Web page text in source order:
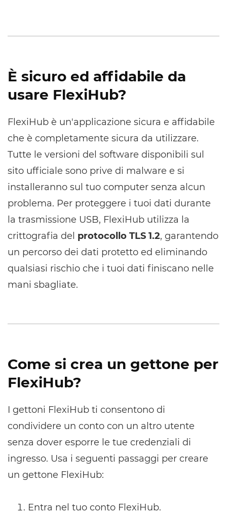
È sicuro ed affidabile da
usare FlexiHub?
FlexiHub è un'applicazione sicura e affidabile
che è completamente sicura da utilizzare.
Tutte le versioni del software disponibili sul
sito ufficiale sono prive di malware e si
installeranno sul tuo computer senza alcun
problema. Per proteggere i tuoi dati durante
la trasmissione USB, FlexiHub utilizza la
crittografia del protocollo TLS 1.2, garantendo
un percorso dei dati protetto ed eliminando
qualsiasi rischio che i tuoi dati finiscano nelle
mani sbagliate.
Come si crea un gettone per
FlexiHub?
I gettoni FlexiHub ti consentono di
condividere un conto con un altro utente
senza dover esporre le tue credenziali di
ingresso. Usa i seguenti passaggi per creare
un gettone FlexiHub:
Entra nel tuo conto FlexiHub.